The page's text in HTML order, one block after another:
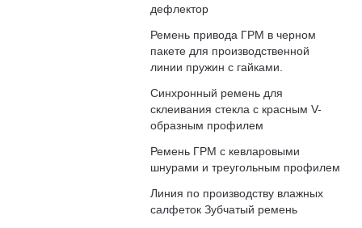
дефлектор
Ремень привода ГРМ в черном
пакете для производственной
линии пружин с гайками.
Синхронный ремень для
склеивания стекла с красным V-
образным профилем
Ремень ГРМ с кевларовыми
шнурами и треугольным профилем
Линия по производству влажных
салфеток Зубчатый ремень